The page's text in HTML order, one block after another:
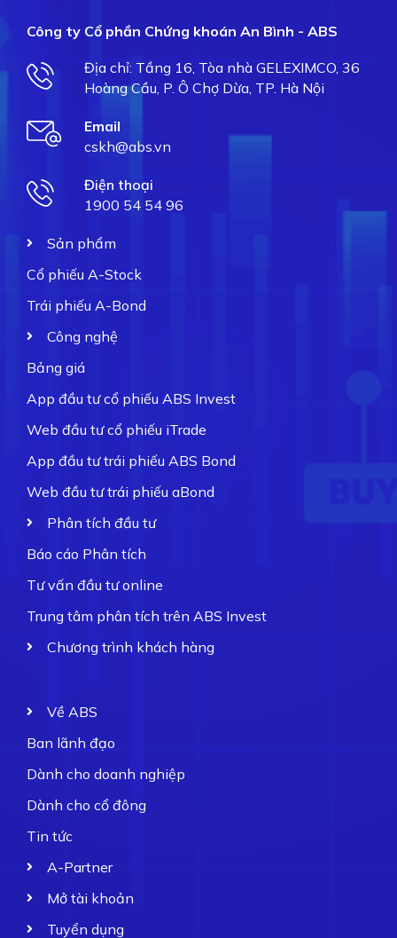
Công ty Cổ phần Chứng khoán An Bình - ABS
Địa chỉ: Tầng 16, Tòa nhà GELEXIMCO, 36
Hoàng Cầu, P. Ô Chợ Dừa, TP. Hà Nội
Email
cskh@abs.vn
Điện thoại
1900 54 54 96
Sản phẩm
Cổ phiếu A-Stock
Trái phiếu A-Bond
Công nghệ
Bảng giá
App đầu tư cổ phiếu ABS Invest
Web đầu tư cổ phiếu iTrade
App đầu tư trái phiếu ABS Bond
Web đầu tư trái phiếu aBond
Phân tích đầu tư
Báo cáo Phân tích
Tư vấn đầu tư online
Trung tâm phân tích trên ABS Invest
Chương trình khách hàng
Về ABS
Ban lãnh đạo
Dành cho doanh nghiệp
Dành cho cổ đông
Tin tức
A-Partner
Mở tài khoản
Tuyển dụng